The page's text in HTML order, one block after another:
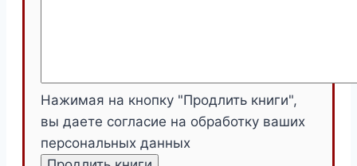
Нажимая на кнопку "Продлить книги",
вы даете согласие на обработку ваших
персональных данных